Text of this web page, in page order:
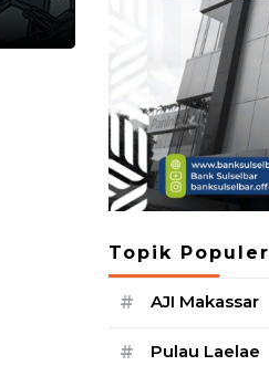
Topik Populer
# AJI Makassar
# Pulau Laelae